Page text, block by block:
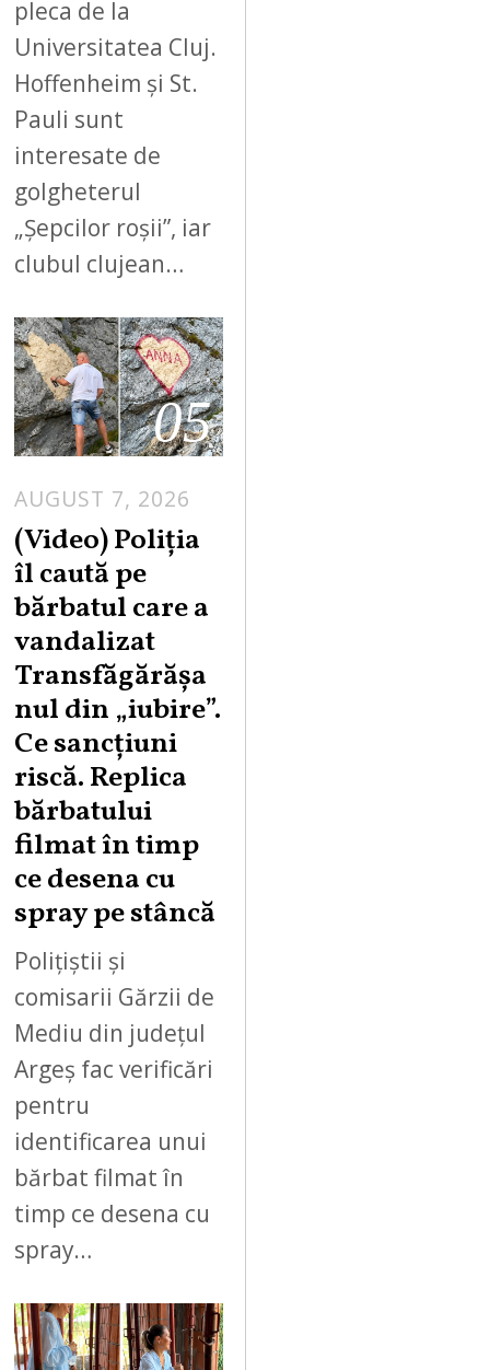
pleca de la
Universitatea Cluj.
Hoffenheim și St.
Pauli sunt
interesate de
golgheterul
„Șepcilor roșii”, iar
clubul clujean…
05
AUGUST 7, 2026
U
G
S
7
,
(Video) Poliția
îl caută pe
bărbatul care a
vandalizat
Transfăgărășa
nul din „iubire”.
Ce sancțiuni
riscă. Replica
bărbatului
filmat în timp
ce desena cu
spray pe stâncă
Polițiștii și
comisarii Gărzii de
Mediu din județul
Argeș fac verificări
pentru
identificarea unui
bărbat filmat în
timp ce desena cu
spray…